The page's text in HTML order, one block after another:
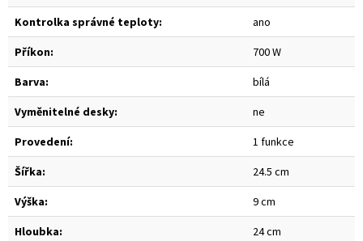
Kontrolka správné teploty: ano
Příkon: 700 W
Barva: bílá
Vyměnitelné desky: ne
Provedení: 1 funkce
Šířka: 24.5 cm
Výška: 9 cm
Hloubka: 24 cm